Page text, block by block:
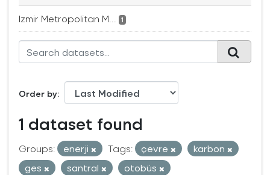
Izmir Metropolitan M... 1
Order by
1 dataset found
Groups: enerji Tags: çevre
karbon
ges
santral
otobüs